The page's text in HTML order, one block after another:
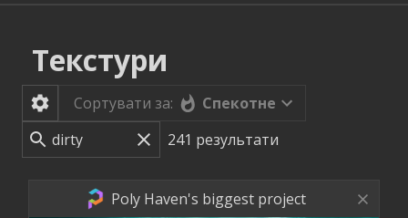
Текстури
Сортувати за:
Спекотне
241 результати
Poly Haven's biggest project